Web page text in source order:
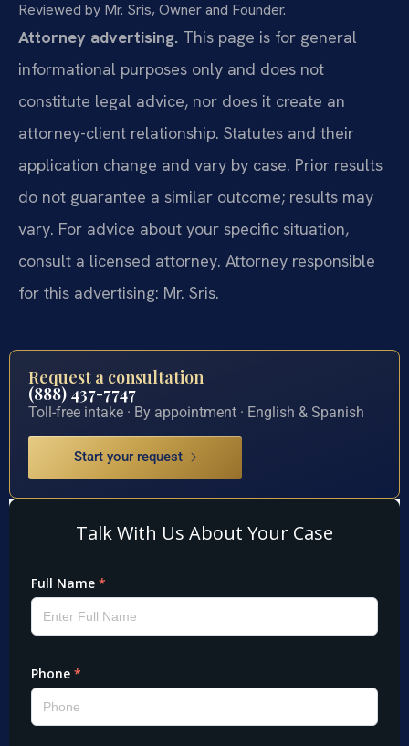
Reviewed by Mr. Sris, Owner and Founder.
Attorney advertising. This page is for general
informational purposes only and does not
constitute legal advice, nor does it create an
attorney-client relationship. Statutes and their
application change and vary by case. Prior results
do not guarantee a similar outcome; results may
vary. For advice about your specific situation,
consult a licensed attorney. Attorney responsible
for this advertising: Mr. Sris.
Request a consultation
(888) 437-7747
Toll-free intake · By appointment · English & Spanish
Start your request